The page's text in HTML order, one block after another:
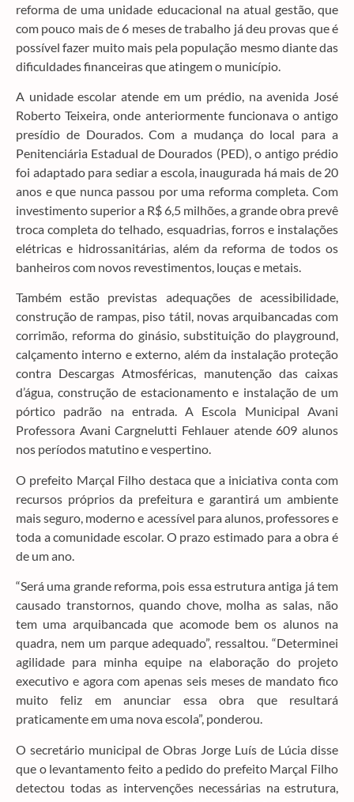
reforma de uma unidade educacional na atual gestão, que
com pouco mais de 6 meses de trabalho já deu provas que é
possível fazer muito mais pela população mesmo diante das
dificuldades financeiras que atingem o município.
A unidade escolar atende em um prédio, na avenida José
Roberto Teixeira, onde anteriormente funcionava o antigo
presídio de Dourados. Com a mudança do local para a
Penitenciária Estadual de Dourados (PED), o antigo prédio
foi adaptado para sediar a escola, inaugurada há mais de 20
anos e que nunca passou por uma reforma completa. Com
investimento superior a R$ 6,5 milhões, a grande obra prevê
troca completa do telhado, esquadrias, forros e instalações
elétricas e hidrossanitárias, além da reforma de todos os
banheiros com novos revestimentos, louças e metais.
Também estão previstas adequações de acessibilidade,
construção de rampas, piso tátil, novas arquibancadas com
corrimão, reforma do ginásio, substituição do playground,
calçamento interno e externo, além da instalação proteção
contra Descargas Atmosféricas, manutenção das caixas
d’água, construção de estacionamento e instalação de um
pórtico padrão na entrada. A Escola Municipal Avani
Professora Avani Cargnelutti Fehlauer atende 609 alunos
nos períodos matutino e vespertino.
O prefeito Marçal Filho destaca que a iniciativa conta com
recursos próprios da prefeitura e garantirá um ambiente
mais seguro, moderno e acessível para alunos, professores e
toda a comunidade escolar. O prazo estimado para a obra é
de um ano.
“Será uma grande reforma, pois essa estrutura antiga já tem
causado transtornos, quando chove, molha as salas, não
tem uma arquibancada que acomode bem os alunos na
quadra, nem um parque adequado”, ressaltou. “Determinei
agilidade para minha equipe na elaboração do projeto
executivo e agora com apenas seis meses de mandato fico
muito feliz em anunciar essa obra que resultará
praticamente em uma nova escola”, ponderou.
O secretário municipal de Obras Jorge Luís de Lúcia disse
que o levantamento feito a pedido do prefeito Marçal Filho
detectou todas as intervenções necessárias na estrutura,